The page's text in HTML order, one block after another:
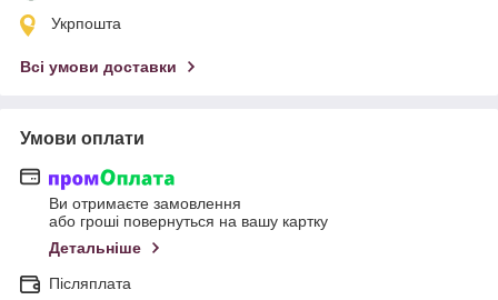
Укрпошта
Всі умови доставки
Умови оплати
Ви отримаєте замовлення
або гроші повернуться на вашу картку
Детальніше
Післяплата